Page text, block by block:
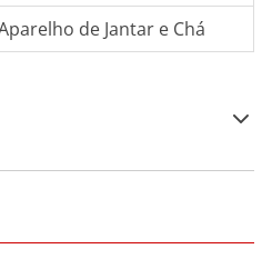
de Jantar e Chá